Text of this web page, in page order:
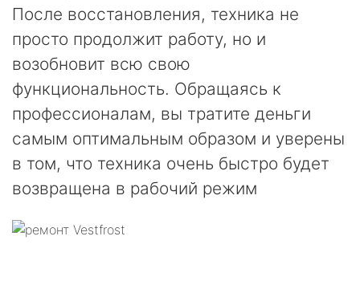
После восстановления, техника не
просто продолжит работу, но и
возобновит всю свою
функциональность. Обращаясь к
профессионалам, вы тратите деньги
самым оптимальным образом и уверены
в том, что техника очень быстро будет
возвращена в рабочий режим